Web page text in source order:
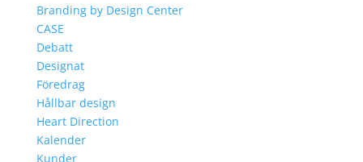
Branding by Design Center
CASE
Debatt
Designat
Föredrag
Hållbar design
Heart Direction
Kalender
Kunder